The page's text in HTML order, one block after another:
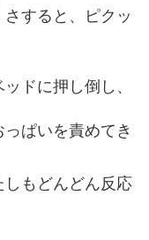
すると、ピクッ
ドに押し倒し、
ぱいを責めてき
もどんどん反応